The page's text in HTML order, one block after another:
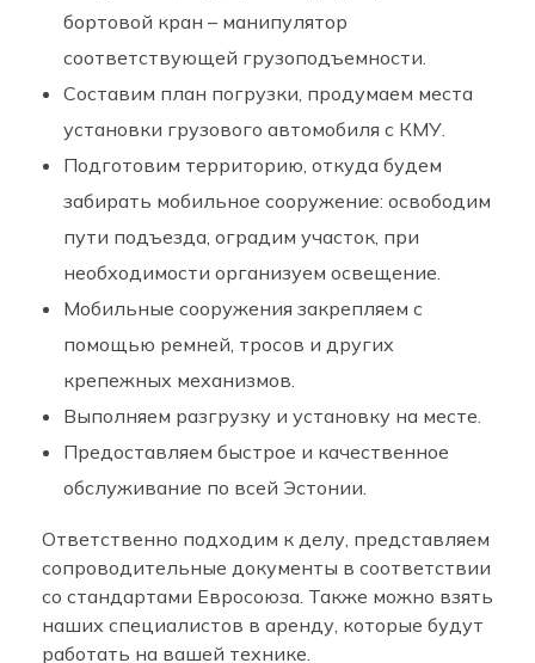
бортовой кран – манипулятор
соответствующей грузоподъемности.
Составим план погрузки, продумаем места
установки грузового автомобиля с КМУ.
Подготовим территорию, откуда будем
забирать мобильное сооружение: освободим
пути подъезда, оградим участок, при
необходимости организуем освещение.
Мобильные сооружения закрепляем с
помощью ремней, тросов и других
крепежных механизмов.
Выполняем разгрузку и установку на месте.
Предоставляем быстрое и качественное
обслуживание по всей Эстонии.
Ответственно подходим к делу, представляем
сопроводительные документы в соответствии
со стандартами Евросоюза. Также можно взять
наших специалистов в аренду, которые будут
работать на вашей технике.